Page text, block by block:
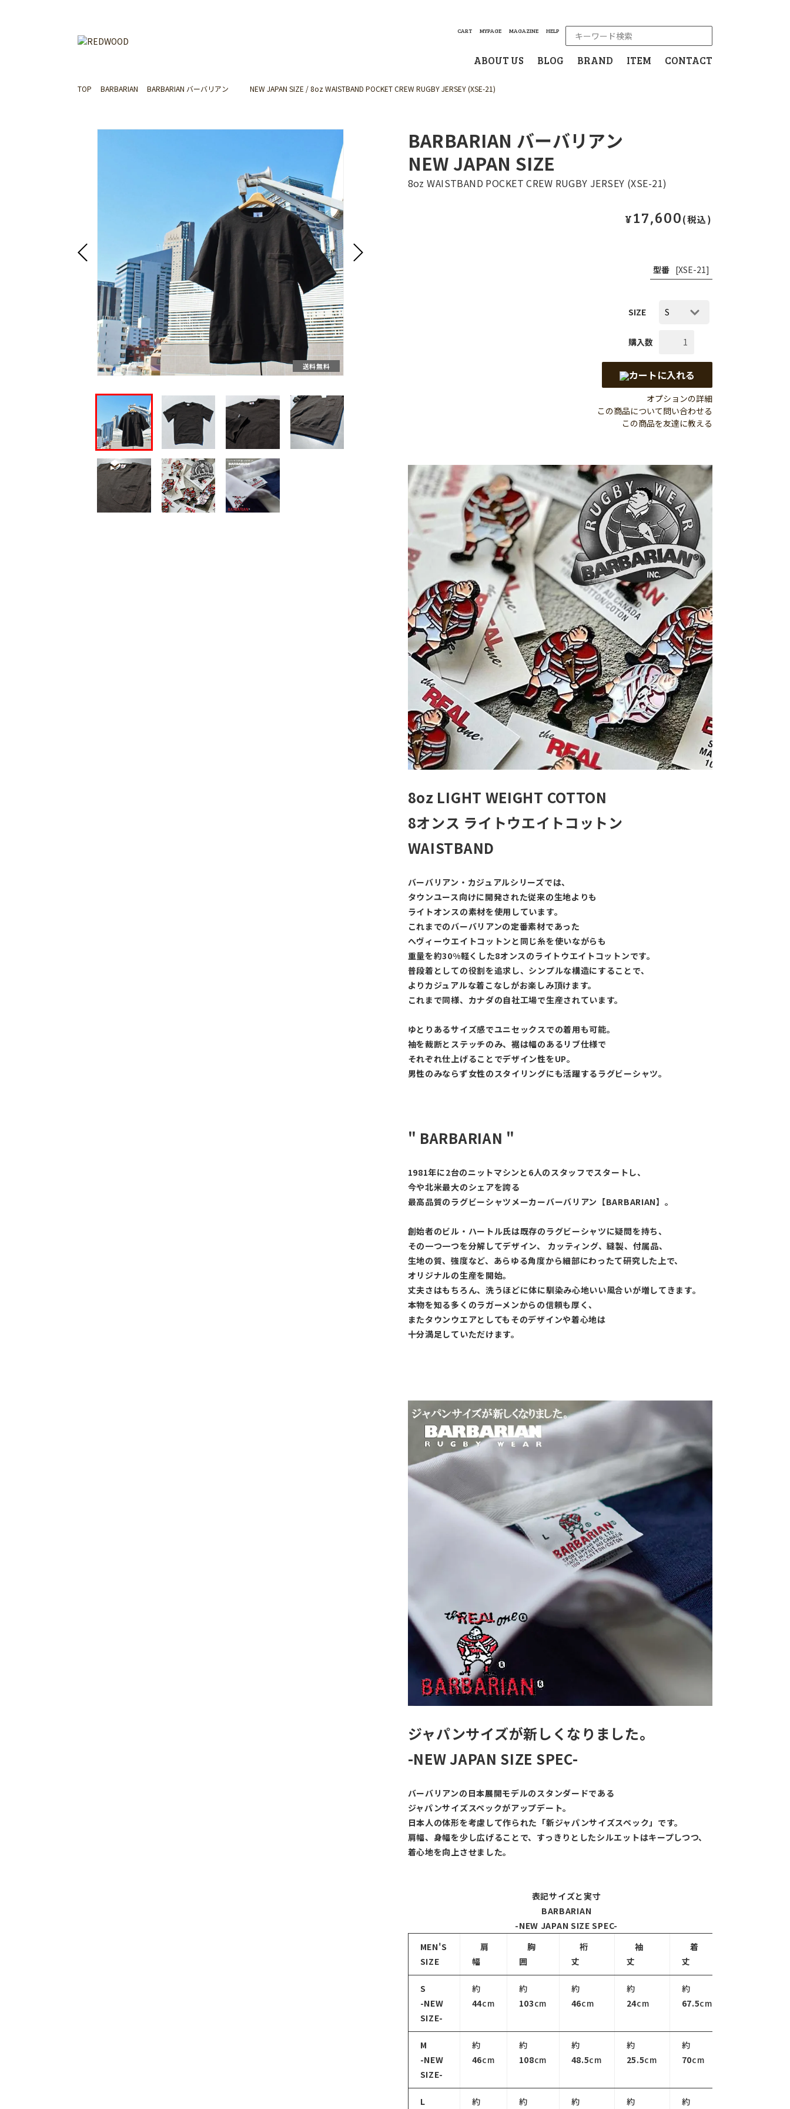
CART MYPAGE MAGAZINE HELP
ABOUT US BLOG BRAND ITEM CONTACT
TOP BARBARIAN BARBARIAN バーバリアン NEW JAPAN SIZE 8oz WAISTBAND POCKET CREW RUGBY JERSEY (XSE-21)
送料無料
送料無料
BARBARIAN バーバリアン
NEW JAPAN SIZE
8oz WAISTBAND POCKET CREW RUGBY JERSEY (XSE-21)
¥17,600(税込)
型番 [XSE-21]
SIZE
購入数
カートに入れる
オプションの詳細
この商品について問い合わせる
この商品を友達に教える
8oz LIGHT WEIGHT COTTON
8オンス ライトウエイトコットン
WAISTBAND
バーバリアン・カジュアルシリーズでは、
タウンユース向けに開発された従来の生地よりも
ライトオンスの素材を使用しています。
これまでのバーバリアンの定番素材であった
へヴィーウエイトコットンと同じ糸を使いながらも
重量を約30%軽くした8オンスのライトウエイトコットンです。
普段着としての役割を追求し、シンプルな構造にすることで、
よりカジュアルな着こなしがお楽しみ頂けます。
これまで同様、カナダの自社工場で生産されています。
ゆとりあるサイズ感でユニセックスでの着用も可能。
袖を裁断とステッチのみ、裾は幅のあるリブ仕様で
それぞれ仕上げることでデザイン性をUP。
男性のみならず女性のスタイリングにも活躍するラグビーシャツ。
" BARBARIAN "
1981年に2台のニットマシンと6人のスタッフでスタートし、
今や北米最大のシェアを誇る
最高品質のラグビーシャツメーカーバーバリアン【BARBARIAN】。
創始者のビル・ハートル氏は既存のラグビーシャツに疑問を持ち、
その一つ一つを分解してデザイン、 カッティング、縫製、付属品、
生地の質、強度など、あらゆる角度から細部にわったて研究した上で、
オリジナルの生産を開始。
丈夫さはもちろん、洗うほどに体に馴染み心地いい風合いが増してきます。
本物を知る多くのラガーメンからの信頼も厚く、
またタウンウエアとしてもそのデザインや着心地は
十分満足していただけます。
ジャパンサイズが新しくなりました。
-NEW JAPAN SIZE SPEC-
バーバリアンの日本展開モデルのスタンダードである
ジャパンサイズスペックがアップデート。
日本人の体形を考慮して作られた「新ジャパンサイズスペック」です。
肩幅、身幅を少し広げることで、すっきりとしたシルエットはキープしつつ、
着心地を向上させました。
表記サイズと実寸
BARBARIAN
-NEW JAPAN SIZE SPEC-
MEN'S
SIZE
肩
幅
胸
囲
裄
丈
袖
丈
着
丈
S
-NEW
SIZE-
約
44cm
約
103cm
約
46cm
約
24cm
約
67.5cm
M
-NEW
SIZE-
約
46cm
約
108cm
約
48.5cm
約
25.5cm
約
70cm
L 約 約 約 約 約